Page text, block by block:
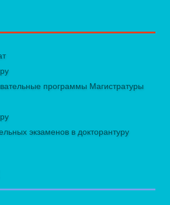
программы Магистратуры
экзаменов в докторантуру